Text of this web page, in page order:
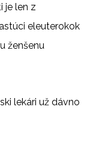
je len z
eleuterokok
ženšenu
lekári už dávno